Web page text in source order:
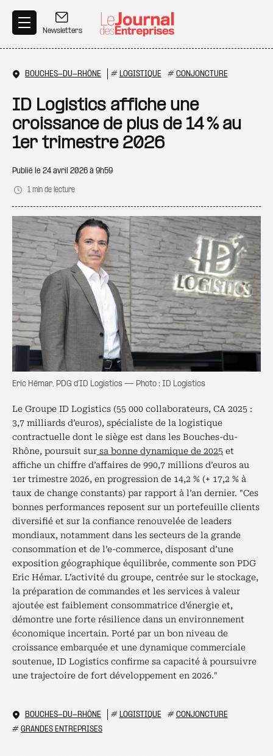
Newsletters
BOUCHES-DU-RHÔNE # LOGISTIQUE # CONJONCTURE
ID Logistics affiche une
croissance de plus de 14 % au
1er trimestre 2026
Publié le 24 avril 2026 à 9h59
1 min de lecture
Eric Hémar, PDG d’ID Logistics — Photo : ID Logistics
Le Groupe ID Logistics (55 000 collaborateurs, CA 2025 :
3,7 milliards d’euros), spécialiste de la logistique
contractuelle dont le siège est dans les Bouches-du-
Rhône, poursuit sur sa bonne dynamique de 2025 et
affiche un chiffre d’affaires de 990,7 millions d’euros au
1er trimestre 2026, en progression de 14,2 % (+ 17,2 % à
taux de change constants) par rapport à l’an dernier. "Ces
bonnes performances reposent sur un portefeuille clients
diversifié et sur la confiance renouvelée de leaders
mondiaux, notamment dans les secteurs de la grande
consommation et de l’e-commerce, disposant d’une
exposition géographique équilibrée, commente son PDG
Eric Hémar. L’activité du groupe, centrée sur le stockage,
la préparation de commandes et les services à valeur
ajoutée est faiblement consommatrice d’énergie et,
démontre une forte résilience dans un environnement
économique incertain. Porté par un bon niveau de
croissance embarquée et une dynamique commerciale
soutenue, ID Logistics confirme sa capacité à poursuivre
une trajectoire de fort développement en 2026."
BOUCHES-DU-RHÔNE # LOGISTIQUE # CONJONCTURE
# GRANDES ENTREPRISES